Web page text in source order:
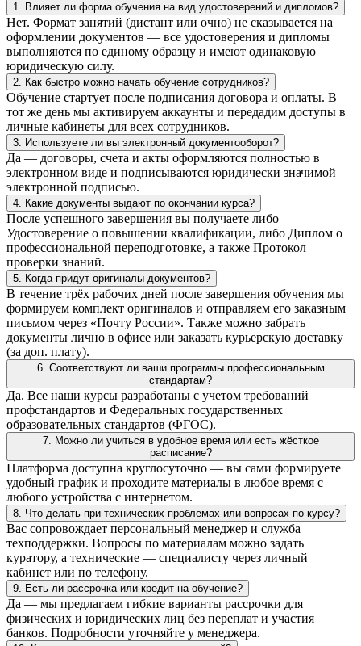
1. Влияет ли форма обучения на вид удостоверений и дипломов?
Нет. Формат занятий (дистант или очно) не сказывается на
оформлении документов — все удостоверения и дипломы
выполняются по единому образцу и имеют одинаковую
юридическую силу.
2. Как быстро можно начать обучение сотрудников?
Обучение стартует после подписания договора и оплаты. В
тот же день мы активируем аккаунты и передадим доступы в
личные кабинеты для всех сотрудников.
3. Используете ли вы электронный документооборот?
Да — договоры, счета и акты оформляются полностью в
электронном виде и подписываются юридически значимой
электронной подписью.
4. Какие документы выдают по окончании курса?
После успешного завершения вы получаете либо
Удостоверение о повышении квалификации, либо Диплом о
профессиональной переподготовке, а также Протокол
проверки знаний.
5. Когда придут оригиналы документов?
В течение трёх рабочих дней после завершения обучения мы
формируем комплект оригиналов и отправляем его заказным
письмом через «Почту России». Также можно забрать
документы лично в офисе или заказать курьерскую доставку
(за доп. плату).
6. Соответствуют ли ваши программы профессиональным
стандартам?
Да. Все наши курсы разработаны с учетом требований
профстандартов и Федеральных государственных
образовательных стандартов (ФГОС).
7. Можно ли учиться в удобное время или есть жёсткое
расписание?
Платформа доступна круглосуточно — вы сами формируете
удобный график и проходите материалы в любое время с
любого устройства с интернетом.
8. Что делать при технических проблемах или вопросах по курсу?
Вас сопровождает персональный менеджер и служба
техподдержки. Вопросы по материалам можно задать
куратору, а технические — специалисту через личный
кабинет или по телефону.
9. Есть ли рассрочка или кредит на обучение?
Да — мы предлагаем гибкие варианты рассрочки для
физических и юридических лиц без переплат и участия
банков. Подробности уточняйте у менеджера.